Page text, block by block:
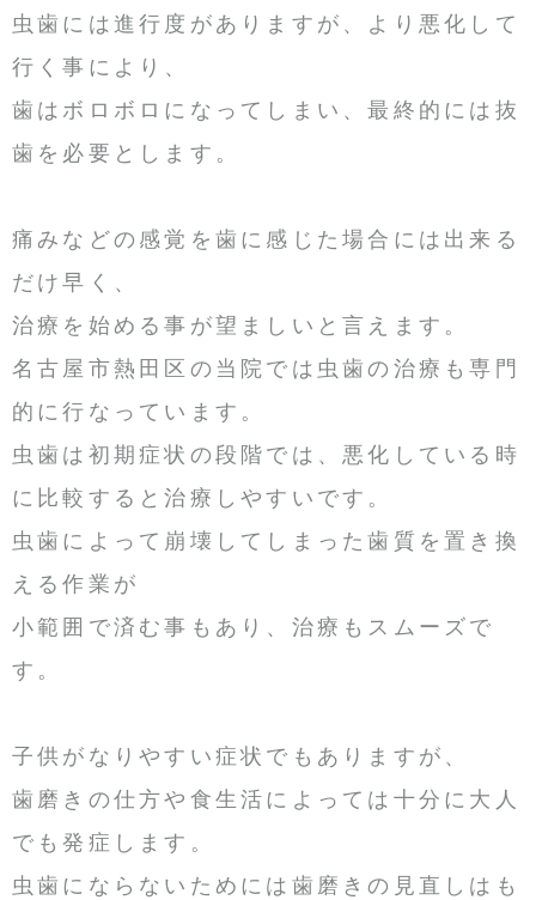
虫歯には進行度がありますが、より悪化して
行く事により、
歯はボロボロになってしまい、最終的には抜
歯を必要とします。
痛みなどの感覚を歯に感じた場合には出来る
だけ早く、
治療を始める事が望ましいと言えます。
名古屋市熱田区の当院では虫歯の治療も専門
的に行なっています。
虫歯は初期症状の段階では、悪化している時
に比較すると治療しやすいです。
虫歯によって崩壊してしまった歯質を置き換
える作業が
小範囲で済む事もあり、治療もスムーズで
す。
子供がなりやすい症状でもありますが、
歯磨きの仕方や食生活によっては十分に大人
でも発症します。
虫歯にならないためには歯磨きの見直しはも